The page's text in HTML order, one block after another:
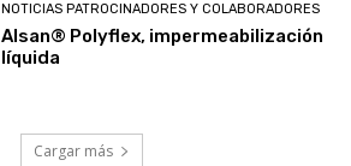
NOTICIAS PATROCINADORES Y COLABORADORES
Alsan® Polyflex, impermeabilización
líquida
Cargar más